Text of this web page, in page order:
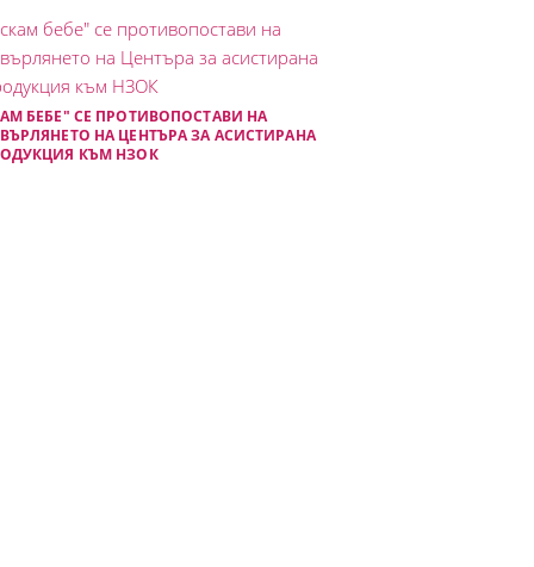
БЕБЕ" СЕ ПРОТИВОПОСТАВИ НА
НА ЦЕНТЪРА ЗА АСИСТИРАНА
КЪМ НЗОК